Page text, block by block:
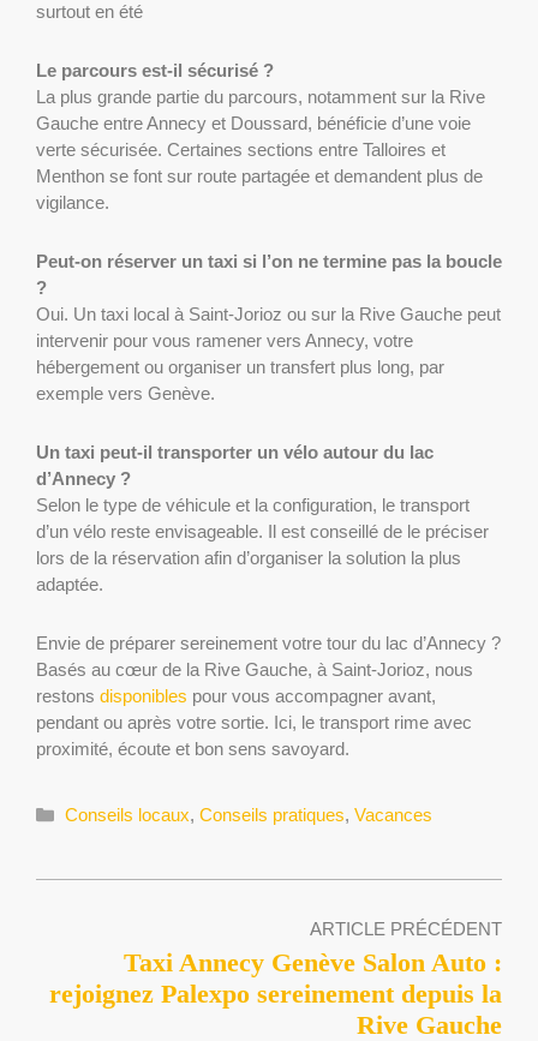
surtout en été
Le parcours est-il sécurisé ?
La plus grande partie du parcours, notamment sur la Rive
Gauche entre Annecy et Doussard, bénéficie d’une voie
verte sécurisée. Certaines sections entre Talloires et
Menthon se font sur route partagée et demandent plus de
vigilance.
Peut-on réserver un taxi si l’on ne termine pas la boucle
?
Oui. Un taxi local à Saint-Jorioz ou sur la Rive Gauche peut
intervenir pour vous ramener vers Annecy, votre
hébergement ou organiser un transfert plus long, par
exemple vers Genève.
Un taxi peut-il transporter un vélo autour du lac
d’Annecy ?
Selon le type de véhicule et la configuration, le transport
d’un vélo reste envisageable. Il est conseillé de le préciser
lors de la réservation afin d’organiser la solution la plus
adaptée.
Envie de préparer sereinement votre tour du lac d’Annecy ?
Basés au cœur de la Rive Gauche, à Saint-Jorioz, nous
restons disponibles pour vous accompagner avant,
pendant ou après votre sortie. Ici, le transport rime avec
proximité, écoute et bon sens savoyard.
Catégories
Conseils locaux, Conseils pratiques, Vacances
ARTICLE PRÉCÉDENT
Taxi Annecy Genève Salon Auto :
rejoignez Palexpo sereinement depuis la
Rive Gauche